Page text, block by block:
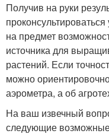
Получив на руки
на предмет
источника для
растений. Если
можно
аэрометра, а об
На ваш извечный
следующие